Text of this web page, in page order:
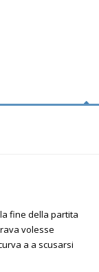
fine della partita
volesse
a a scusarsi